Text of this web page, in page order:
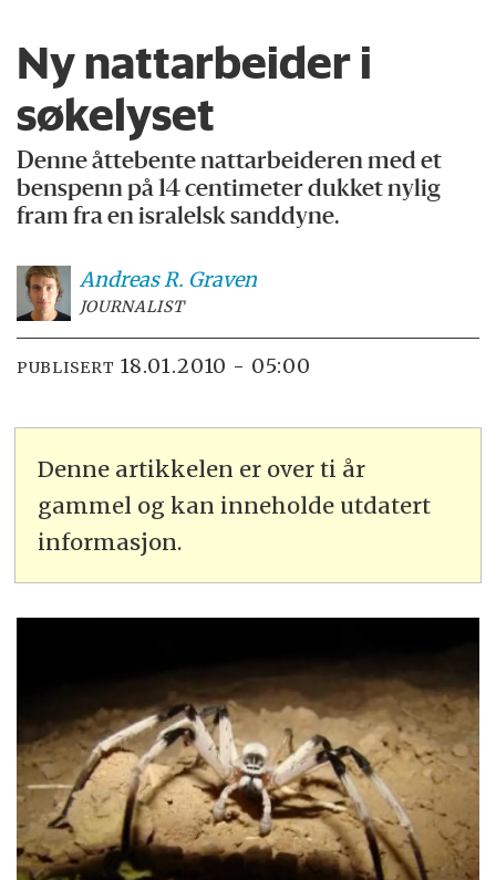
Ny nattarbeider i
søkelyset
Denne åttebente nattarbeideren med et
benspenn på 14 centimeter dukket nylig
fram fra en isralelsk sanddyne.
Andreas R. Graven
JOURNALIST
PUBLISERT 18.01.2010 - 05:00
Denne artikkelen er over ti år
gammel og kan inneholde utdatert
informasjon.